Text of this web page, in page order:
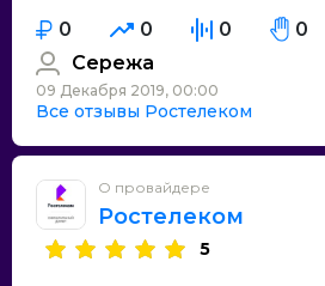
0 0 0
0
Сережа
09 Декабря 2019, 00:00
Все отзывы Ростелеком
О провайдере
Ростелеком
5